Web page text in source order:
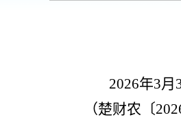
2026年3
（楚财农〔